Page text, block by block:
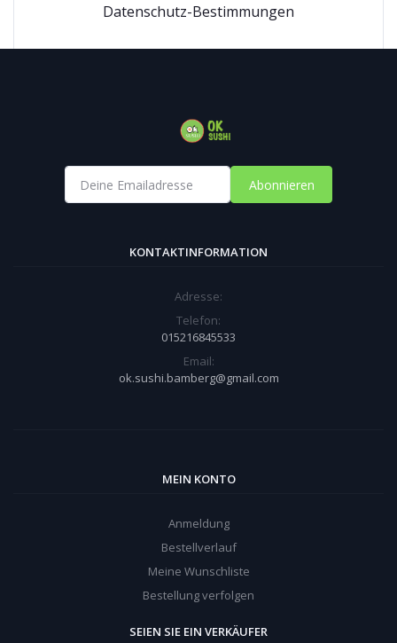
Datenschutz-Bestimmungen
Abonnieren
KONTAKTINFORMATION
Adresse:
Telefon:
015216845533
Email:
ok.sushi.bamberg@gmail.com
MEIN KONTO
Anmeldung
Bestellverlauf
Meine Wunschliste
Bestellung verfolgen
SEIEN SIE EIN VERKÄUFER